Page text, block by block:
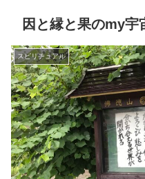
因と縁と果のmy宇
スピリチュアル